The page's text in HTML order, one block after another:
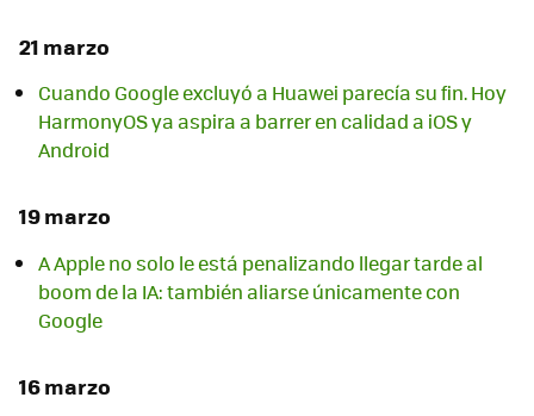
21 marzo
Cuando Google excluyó a Huawei parecía su fin. Hoy
HarmonyOS ya aspira a barrer en calidad a iOS y
Android
19 marzo
A Apple no solo le está penalizando llegar tarde al
boom de la IA: también aliarse únicamente con
Google
16 marzo